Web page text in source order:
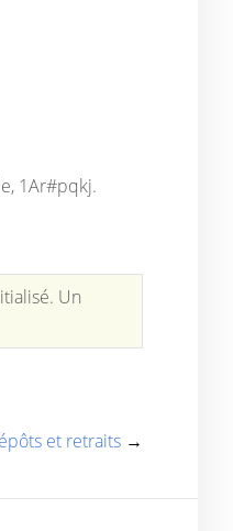
1Ar#pqkj.
Un
et retraits →